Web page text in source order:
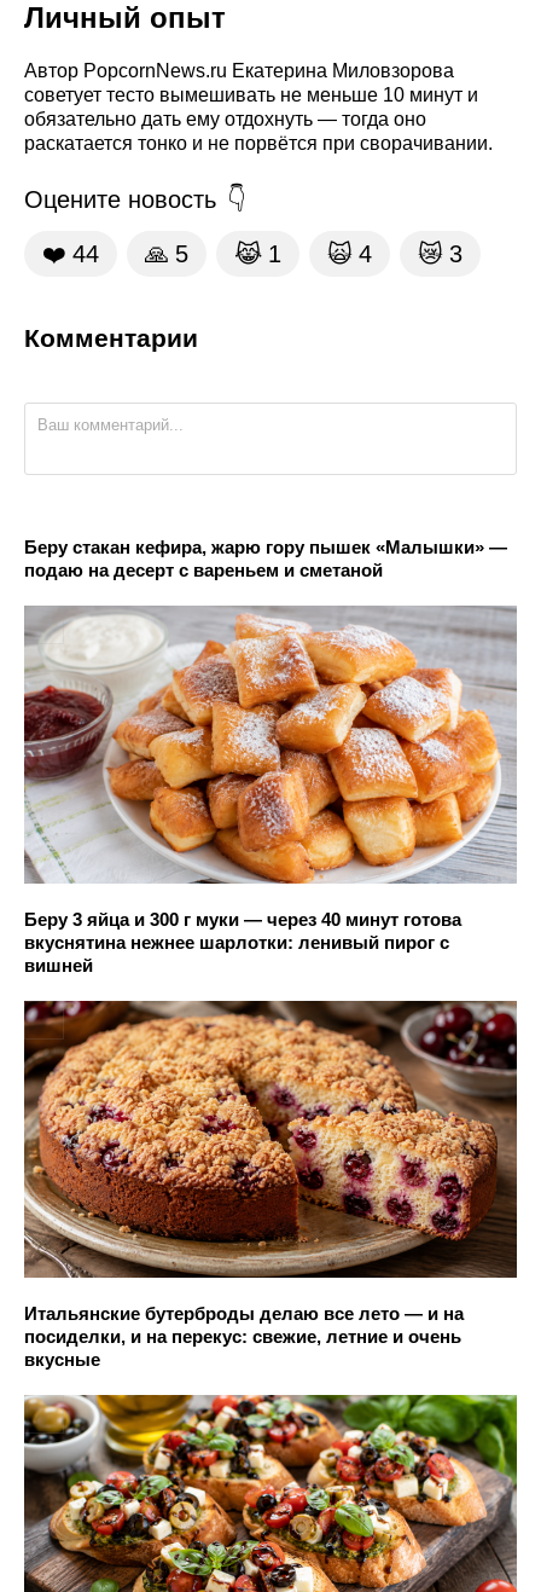
Личный опыт
Автор PopcornNews.ru Екатерина Миловзорова
советует тесто вымешивать не меньше 10 минут и
обязательно дать ему отдохнуть — тогда оно
раскатается тонко и не порвётся при сворачивании.
Оцените новость
❤️ 44 🙏 5 😹 1 🙀 4 😿 3
Комментарии
Беру стакан кефира, жарю гору пышек «Малышки» —
подаю на десерт с вареньем и сметаной
Беру 3 яйца и 300 г муки — через 40 минут готова
вкуснятина нежнее шарлотки: ленивый пирог с
вишней
Итальянские бутерброды делаю все лето — и на
посиделки, и на перекус: свежие, летние и очень
вкусные